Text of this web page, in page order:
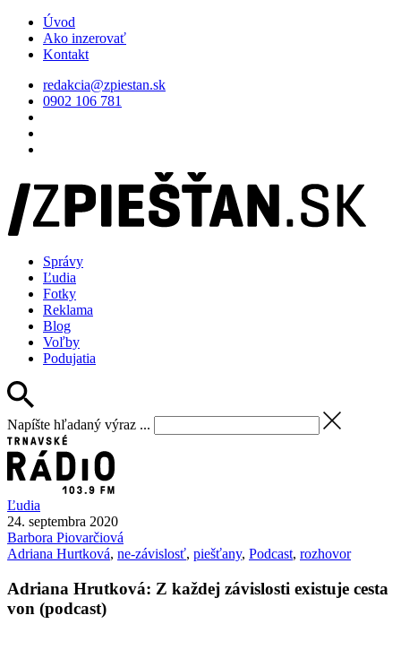
Úvod
Ako inzerovať
Kontakt
redakcia@zpiestan.sk
0902 106 781
Správy
Ľudia
Fotky
Reklama
Blog
Voľby
Podujatia
Napíšte hľadaný výraz ...
Ľudia
24. septembra 2020
Barbora Piovarčiová
Adriana Hurtková, ne-závislosť, piešťany, Podcast, rozhovor
Adriana Hrutková: Z každej závislosti existuje cesta
von (podcast)